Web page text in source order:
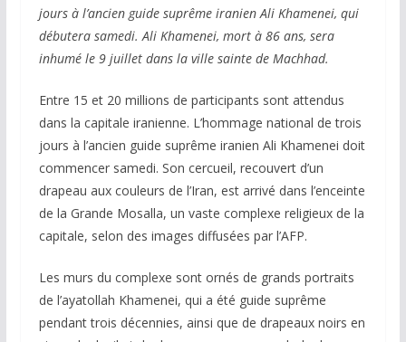
jours à l’ancien guide suprême iranien Ali Khamenei, qui
débutera samedi. Ali Khamenei, mort à 86 ans, sera
inhumé le 9 juillet dans la ville sainte de Machhad.
Entre 15 et 20 millions de participants sont attendus
dans la capitale iranienne. L’hommage national de trois
jours à l’ancien guide suprême iranien Ali Khamenei doit
commencer samedi. Son cercueil, recouvert d’un
drapeau aux couleurs de l’Iran, est arrivé dans l’enceinte
de la Grande Mosalla, un vaste complexe religieux de la
capitale, selon des images diffusées par l’AFP.
Les murs du complexe sont ornés de grands portraits
de l’ayatollah Khamenei, qui a été guide suprême
pendant trois décennies, ainsi que de drapeaux noirs en